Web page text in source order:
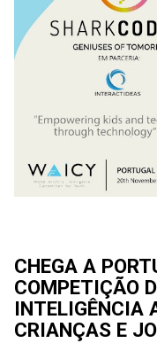
CHEGA A
COMPETIÇÃO
INTELIGÊNCIA
CRIANÇAS E